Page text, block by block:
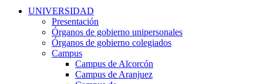
UNIVERSIDAD
Presentación
Órganos de gobierno unipersonales
Órganos de gobierno colegiados
Campus
Campus de Alcorcón
Campus de Aranjuez